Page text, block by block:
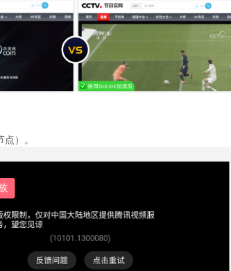
）。